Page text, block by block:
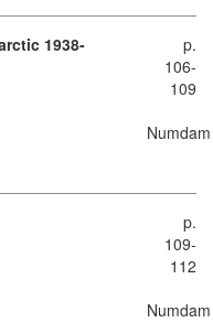
1938-
p.
106-
109
Numdam
p.
109-
112
Numdam